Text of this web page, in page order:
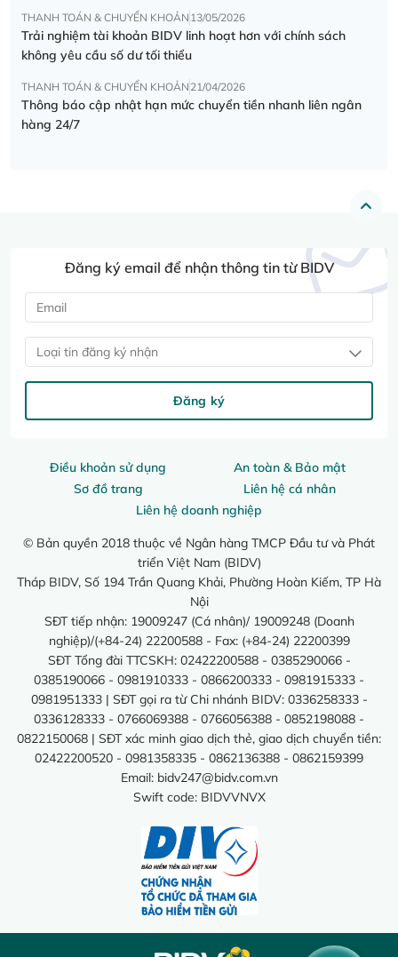
THANH TOÁN & CHUYỂN KHOẢN 13/05/2026
Trải nghiệm tài khoản BIDV linh hoạt hơn với chính sách
không yêu cầu số dư tối thiểu
THANH TOÁN & CHUYỂN KHOẢN 21/04/2026
Thông báo cập nhật hạn mức chuyển tiền nhanh liên ngân
hàng 24/7
Điều khoản sử dụng
An toàn & Bảo mật
Sơ đồ trang
Liên hệ cá nhân
Liên hệ doanh nghiệp
© Bản quyền 2018 thuộc về Ngân hàng TMCP Đầu tư và Phát
triển Việt Nam (BIDV)
Tháp BIDV, Số 194 Trần Quang Khải, Phường Hoàn Kiếm, TP Hà
Nội
SĐT tiếp nhận: 19009247 (Cá nhân)/ 19009248 (Doanh
nghiệp)/(+84-24) 22200588 - Fax: (+84-24) 22200399
SĐT Tổng đài TTCSKH: 02422200588 - 0385290066 -
0385190066 - 0981910333 - 0866200333 - 0981915333 -
0981951333 | SĐT gọi ra từ Chi nhánh BIDV: 0336258333 -
0336128333 - 0766069388 - 0766056388 - 0852198088 -
0822150068 | SĐT xác minh giao dịch thẻ, giao dịch chuyển tiền:
02422200520 - 0981358335 - 0862136388 - 0862159399
Email: bidv247@bidv.com.vn
Swift code: BIDVVNVX
Đăng ký email để nhận thông tin từ BIDV
Loại tin đăng ký nhận
Đăng ký